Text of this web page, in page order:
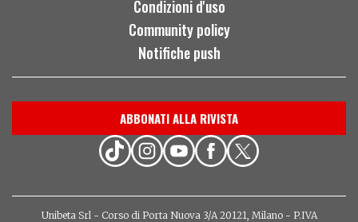
Condizioni d'uso
Community policy
Notifiche push
ABBONATI ALLA RIVISTA
Unibeta Srl - Corso di Porta Nuova 3/A 20121, Milano - P.IVA